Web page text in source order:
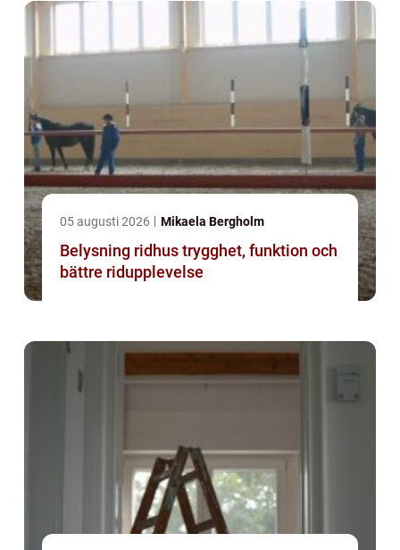
05 augusti 2026 Mikaela Bergholm
Belysning ridhus trygghet, funktion och
bättre ridupplevelse